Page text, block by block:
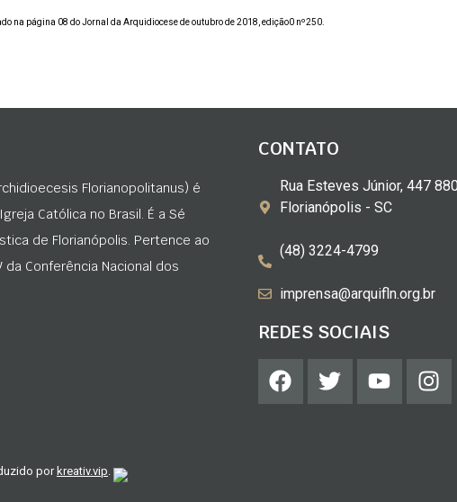
na página 08 do Jornal da Arquidiocese de outubro de 2018, edição0 nº250.
Florianopolitanus) é
Católica no Brasil. É a Sé
de Florianópolis. Pertence ao
da Conferência Nacional dos
CONTATO
Rua Esteves Júnior, 447
Florianópolis - SC
(48) 3224-4799
imprensa@arquifln.org.br
REDES SOCIAIS
porkreativ.vip